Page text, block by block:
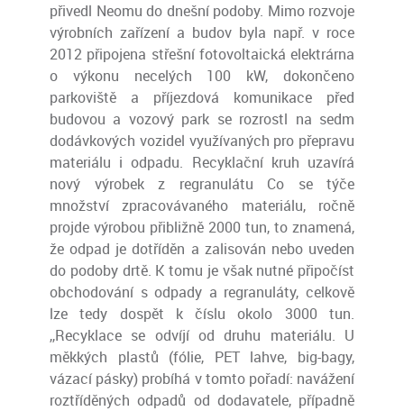
přivedl Neomu do dnešní podoby. Mimo rozvoje
výrobních zařízení a budov byla např. v roce
2012 připojena střešní fotovoltaická elektrárna
o výkonu necelých 100 kW, dokončeno
parkoviště a příjezdová komunikace před
budovou a vozový park se rozrostl na sedm
dodávkových vozidel využívaných pro přepravu
materiálu i odpadu. Recyklační kruh uzavírá
nový výrobek z regranulátu Co se týče
množství zpracovávaného materiálu, ročně
projde výrobou přibližně 2000 tun, to znamená,
že odpad je dotříděn a zalisován nebo uveden
do podoby drtě. K tomu je však nutné připočíst
obchodování s odpady a regranuláty, celkově
lze tedy dospět k číslu okolo 3000 tun.
,,Recyklace se odvíjí od druhu materiálu. U
měkkých plastů (fólie, PET lahve, big-bagy,
vázací pásky) probíhá v tomto pořadí: navážení
roztříděných odpadů od dodavatele, případně